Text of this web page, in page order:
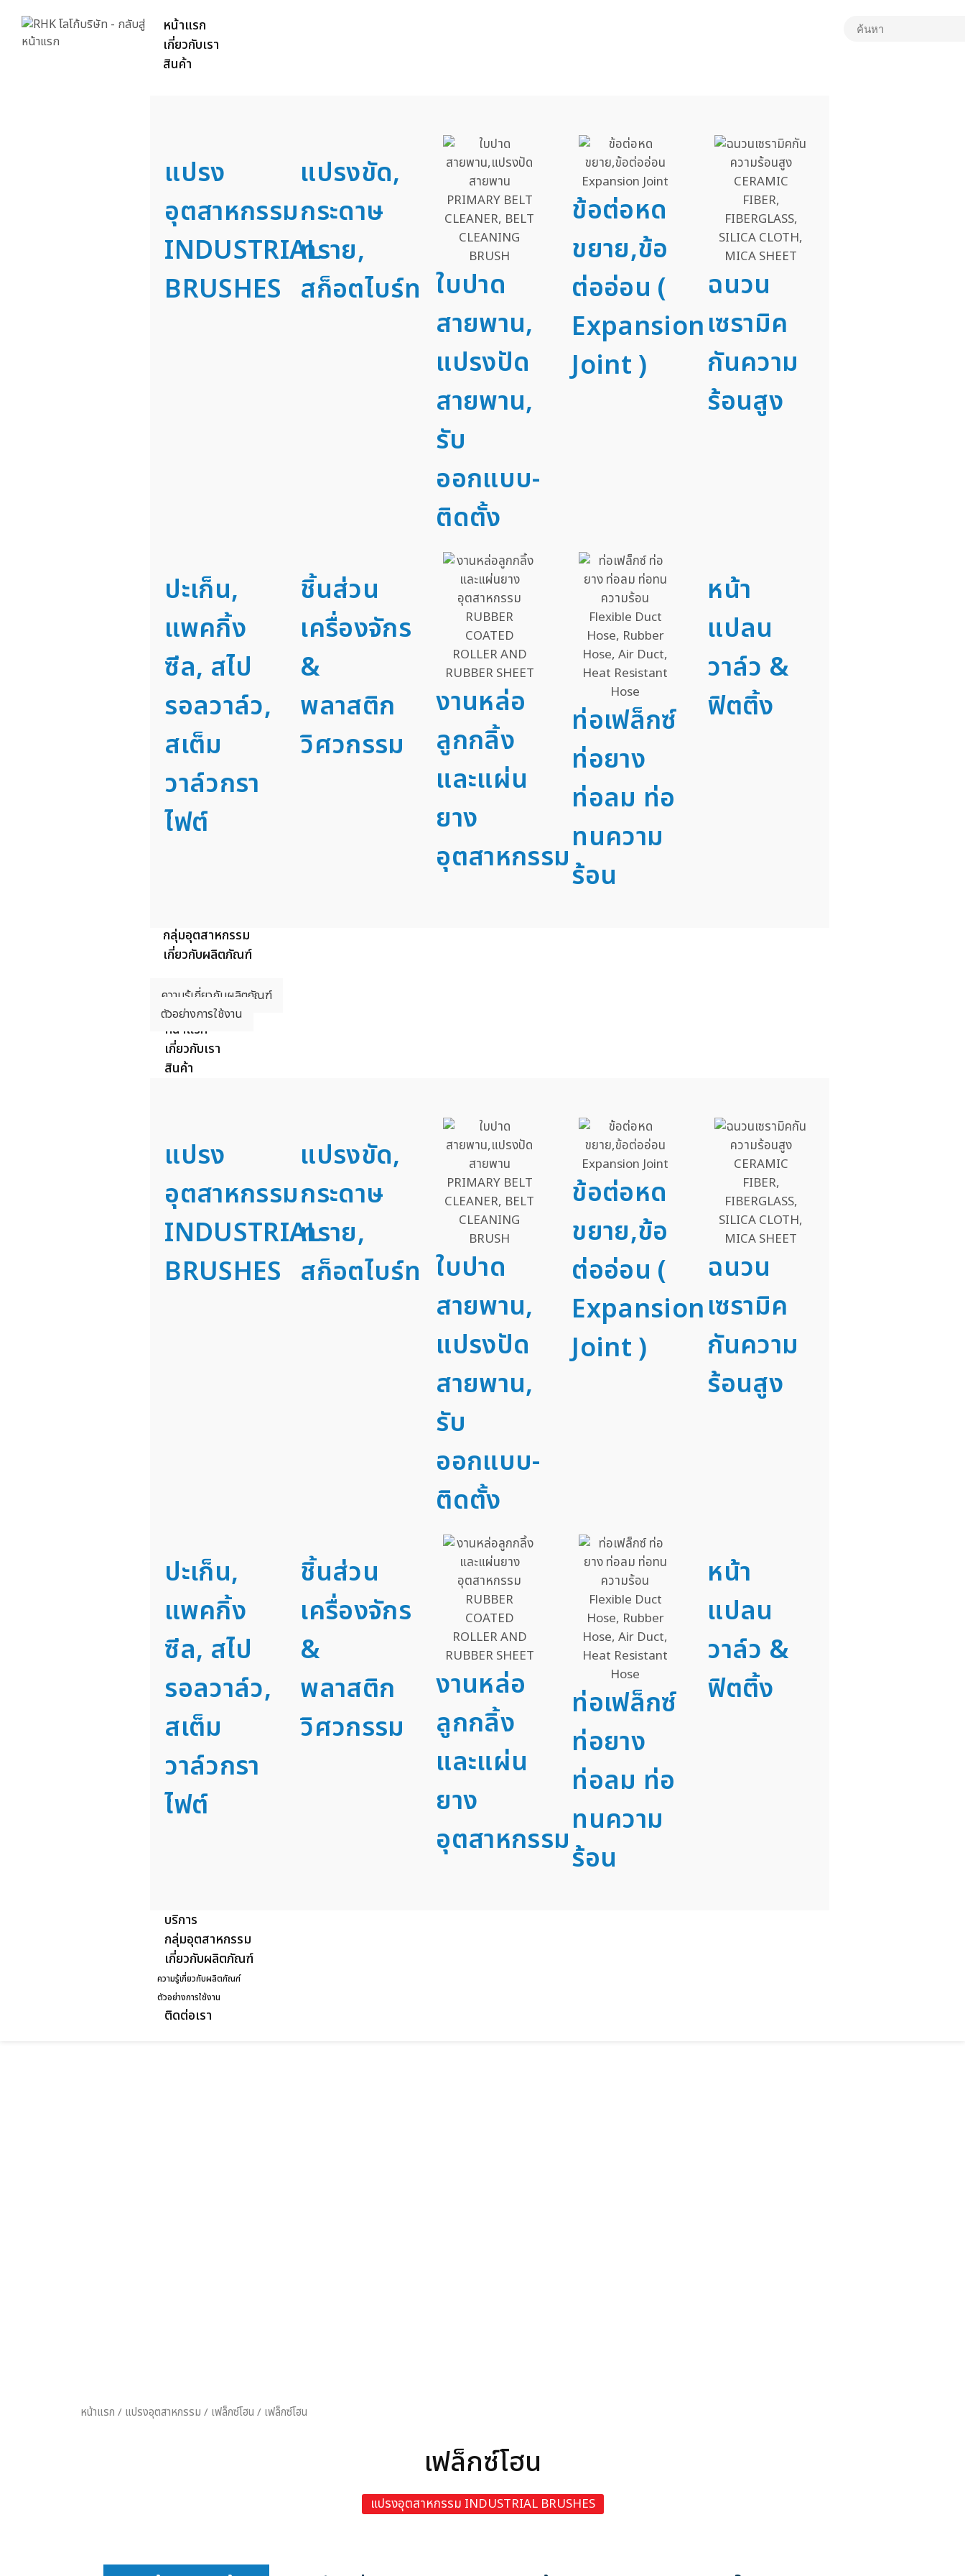
หน้าแรก
เกี่ยวกับเรา
สินค้า
แปรง
อุตสาหกรรม
INDUSTRIAL
BRUSHES
แปรงขัด,
กระดาษ
ทราย,
สก็อตไบร์ท ใบปาด
สายพาน,
แปรงปัด
สายพาน,
รับ
ออกแบบ-
ติดตั้ง
ข้อต่อหด
ขยาย,ข้อ
ต่ออ่อน (
Expansion
Joint )
ฉนวน
เซรามิค
กันความ
ร้อนสูง
ปะเก็น,
แพคกิ้ง
ซีล, สไป
รอลวาล์ว,
สเต็ม
วาล์วกรา
ไฟต์
ชิ้นส่วน
เครื่องจักร
&
พลาสติก
วิศวกรรม
งานหล่อ
ลูกกลิ้ง
และแผ่น
ยาง
อุตสาหกรรม
ท่อเฟล็กซ์
ท่อยาง
ท่อลม ท่อ
ทนความ
ร้อน
หน้า
แปลน
วาล์ว &
ฟิตติ้ง
กลุ่มอุตสาหกรรม
เกี่ยวกับผลิตภัณฑ์
ความรู้เกี่ยวกับผลิตภัณฑ์
ตัวอย่างการใช้งาน
ติดต่อเรา
หน้าแรก
เกี่ยวกับเรา
สินค้า
แปรง
อุตสาหกรรม
INDUSTRIAL
BRUSHES
แปรงขัด,
กระดาษ
ทราย,
สก็อตไบร์ท ใบปาด
สายพาน,
แปรงปัด
สายพาน,
รับ
ออกแบบ-
ติดตั้ง
ข้อต่อหด
ขยาย,ข้อ
ต่ออ่อน (
Expansion
Joint )
ฉนวน
เซรามิค
กันความ
ร้อนสูง
ปะเก็น,
แพคกิ้ง
ซีล, สไป
รอลวาล์ว,
สเต็ม
วาล์วกรา
ไฟต์
ชิ้นส่วน
เครื่องจักร
&
พลาสติก
วิศวกรรม
งานหล่อ
ลูกกลิ้ง
และแผ่น
ยาง
อุตสาหกรรม
ท่อเฟล็กซ์
ท่อยาง
ท่อลม ท่อ
ทนความ
ร้อน
หน้า
แปลน
วาล์ว &
ฟิตติ้ง
บริการ
กลุ่มอุตสาหกรรม
เกี่ยวกับผลิตภัณฑ์
ความรู้เกี่ยวกับผลิตภัณฑ์
ตัวอย่างการใช้งาน
ติดต่อเรา
หน้าแรก / แปรงอุตสาหกรรม / เฟล็กซ์โฮน / เฟล็กซ์โฮน
เฟล็กซ์โฮน
แปรงอุตสาหกรรม INDUSTRIAL BRUSHES